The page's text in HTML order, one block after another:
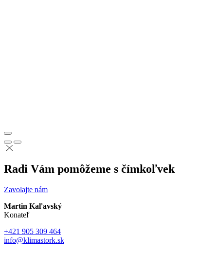
Radi Vám pomôžeme s čímkoľvek
Zavolajte nám
Martin Kaľavský
Konateľ
+421 905 309 464
info@klimastork.sk